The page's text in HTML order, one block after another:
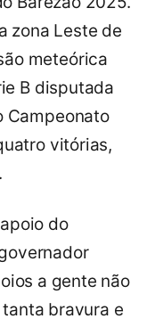
zona Leste de
meteórica
B disputada
Campeonato
vitórias,
do
a gente não
bravura e